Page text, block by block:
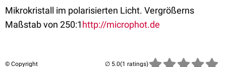
Mikrokristall im polarisierten Licht. Vergrößerns
Maßstab von 250:1http://microphot.de
© Copyright (1 ratings)